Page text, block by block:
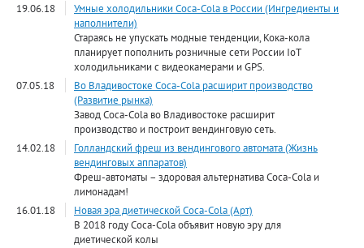
19.06.18
Умные холодильники Coca-Cola в России (Ингредиенты и
наполнители)
Стараясь не упускать модные тенденции, Кока-кола
планирует пополнить розничные сети России IoT
холодильниками с видеокамерами и GPS.
07.05.18
Во Владивостоке Coca-Cola расширит производство
(Развитие рынка)
Завод Coca-Cola во Владивостоке расширит
производство и построит вендинговую сеть.
14.02.18
Голландский фреш из вендингового автомата (Жизнь
вендинговых аппаратов)
Фреш-автоматы – здоровая альтернатива Coca-Cola и
лимонадам!
16.01.18
Новая эра диетической Coca-Cola (Арт)
В 2018 году Coca-Cola объявит новую эру для
диетической колы